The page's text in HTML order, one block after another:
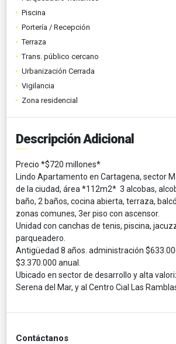
Piscina
Portería / Recepción
Terraza
Trans. público cercano
Urbanización Cerrada
Vigilancia
Zona residencial
Descripción Adicional
Precio *$720 millones*
Lindo Apartamento en Cartagena, sector
de la ciudad, área *112m2* 3 alcobas,
baño, 2 baños, cocina abierta, terraza,
zonas comunes, 3er piso con ascensor.
Unidad con canchas de tenis, piscina,
parqueadero.
Antigüedad 8 años. administración
$3.370.000 anual.
Ubicado en sector de desarrollo y alta
Serena del Mar, y al Centro Cial Las
Contáctanos